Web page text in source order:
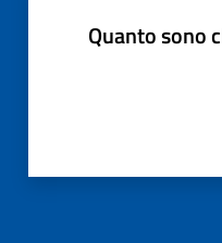
Quanto sono